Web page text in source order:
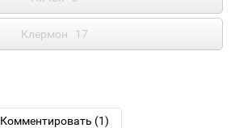
Клермон 17
Комментировать (1)